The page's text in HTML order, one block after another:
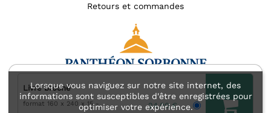
Lorsque vous naviguez sur notre site internet, des
informations sont susceptibles d'être enregistrées pour
optimiser votre expérience.
Livre broché
format 160 x 240 x 15
24,00 €
Retours et commandes
Mentions légales Accessibilité : non conforme